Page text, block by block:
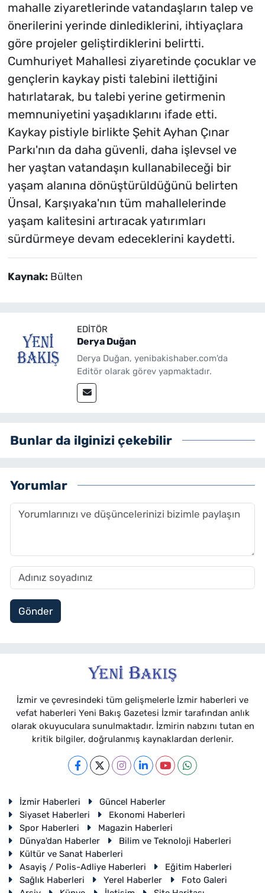
mahalle ziyaretlerinde vatandaşların talep ve
önerilerini yerinde dinlediklerini, ihtiyaçlara
göre projeler geliştirdiklerini belirtti.
Cumhuriyet Mahallesi ziyaretinde çocuklar ve
gençlerin kaykay pisti talebini ilettiğini
hatırlatarak, bu talebi yerine getirmenin
memnuniyetini yaşadıklarını ifade etti.
Kaykay pistiyle birlikte Şehit Ayhan Çınar
Parkı'nın da daha güvenli, daha işlevsel ve
her yaştan vatandaşın kullanabileceği bir
yaşam alanına dönüştürüldüğünü belirten
Ünsal, Karşıyaka'nın tüm mahallelerinde
yaşam kalitesini artıracak yatırımları
sürdürmeye devam edeceklerini kaydetti.
Kaynak: Bülten
EDITÖR
Derya Duğan
Derya Duğan, yenibakishaber.com'da
Editör olarak görev yapmaktadır.
Bunlar da ilginizi çekebilir
Yorumlar
Gönder
İzmir ve çevresindeki tüm gelişmelerle İzmir haberleri ve
vefat haberleri Yeni Bakış Gazetesi İzmir tarafından anlık
olarak okuyuculara sunulmaktadır. İzmirin nabzını tutan en
kritik bilgiler, doğrulanmış kaynaklardan derlenir.
İzmir Haberleri
Güncel Haberler
Siyaset Haberleri
Ekonomi Haberleri
Spor Haberleri
Magazin Haberleri
Dünya'dan Haberler
Bilim ve Teknoloji Haberleri
Kültür ve Sanat Haberleri
Asayiş / Polis-Adliye Haberleri
Eğitim Haberleri
Sağlık Haberleri
Yerel Haberler
Foto Galeri